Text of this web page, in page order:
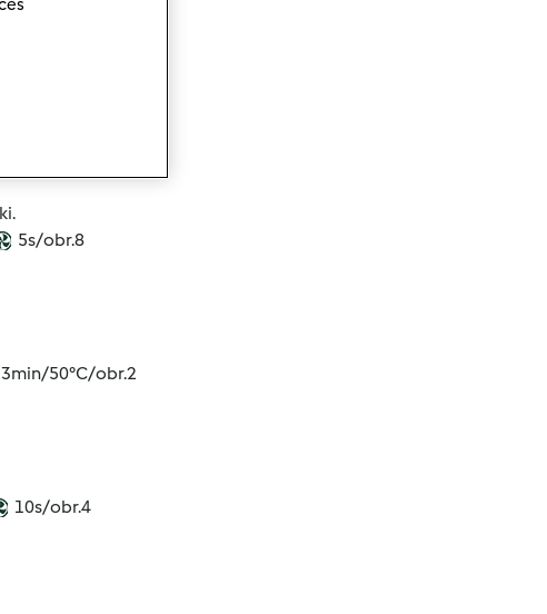
5s/obr.8
3min/50°C/obr.2
10s/obr.4